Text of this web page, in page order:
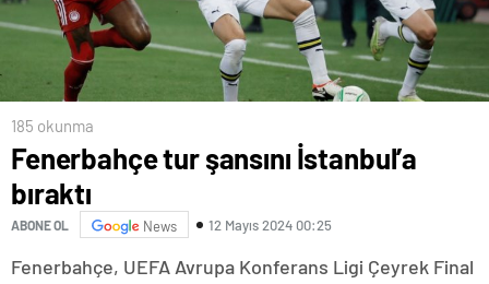
185 okunma
Fenerbahçe tur şansını İstanbul’a
bıraktı
ABONE OL News 12 Mayıs 2024 00:25
Fenerbahçe, UEFA Avrupa Konferans Ligi Çeyrek Final